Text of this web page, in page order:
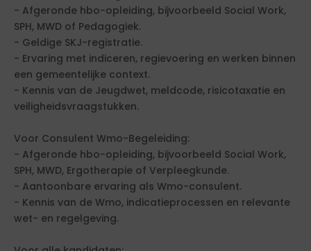
- Afgeronde hbo-opleiding, bijvoorbeeld Social Work,
SPH, MWD of Pedagogiek.
- Geldige SKJ-registratie.
- Ervaring met indiceren, regievoering en werken binnen
een gemeentelijke context.
- Kennis van de Jeugdwet, meldcode, risicotaxatie en
veiligheidsvraagstukken.
Voor Consulent Wmo-Begeleiding:
- Afgeronde hbo-opleiding, bijvoorbeeld Social Work,
SPH, MWD, Ergotherapie of Verpleegkunde.
- Aantoonbare ervaring als Wmo-consulent.
- Kennis van de Wmo, indicatieprocessen en relevante
wet- en regelgeving.